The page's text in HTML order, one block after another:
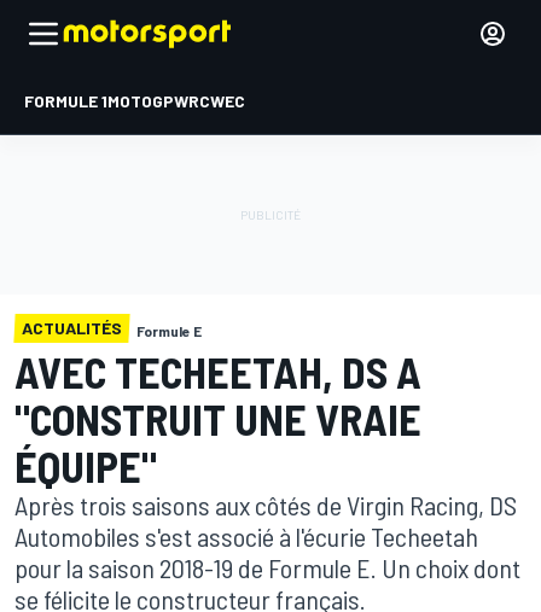
FORMULE 1MOTOGPWRCWEC
ACTUALITÉS Formule E
AVEC TECHEETAH, DS A
"CONSTRUIT UNE VRAIE
ÉQUIPE"
Après trois saisons aux côtés de Virgin Racing, DS
Automobiles s'est associé à l'écurie Techeetah
pour la saison 2018-19 de Formule E. Un choix dont
se félicite le constructeur français.